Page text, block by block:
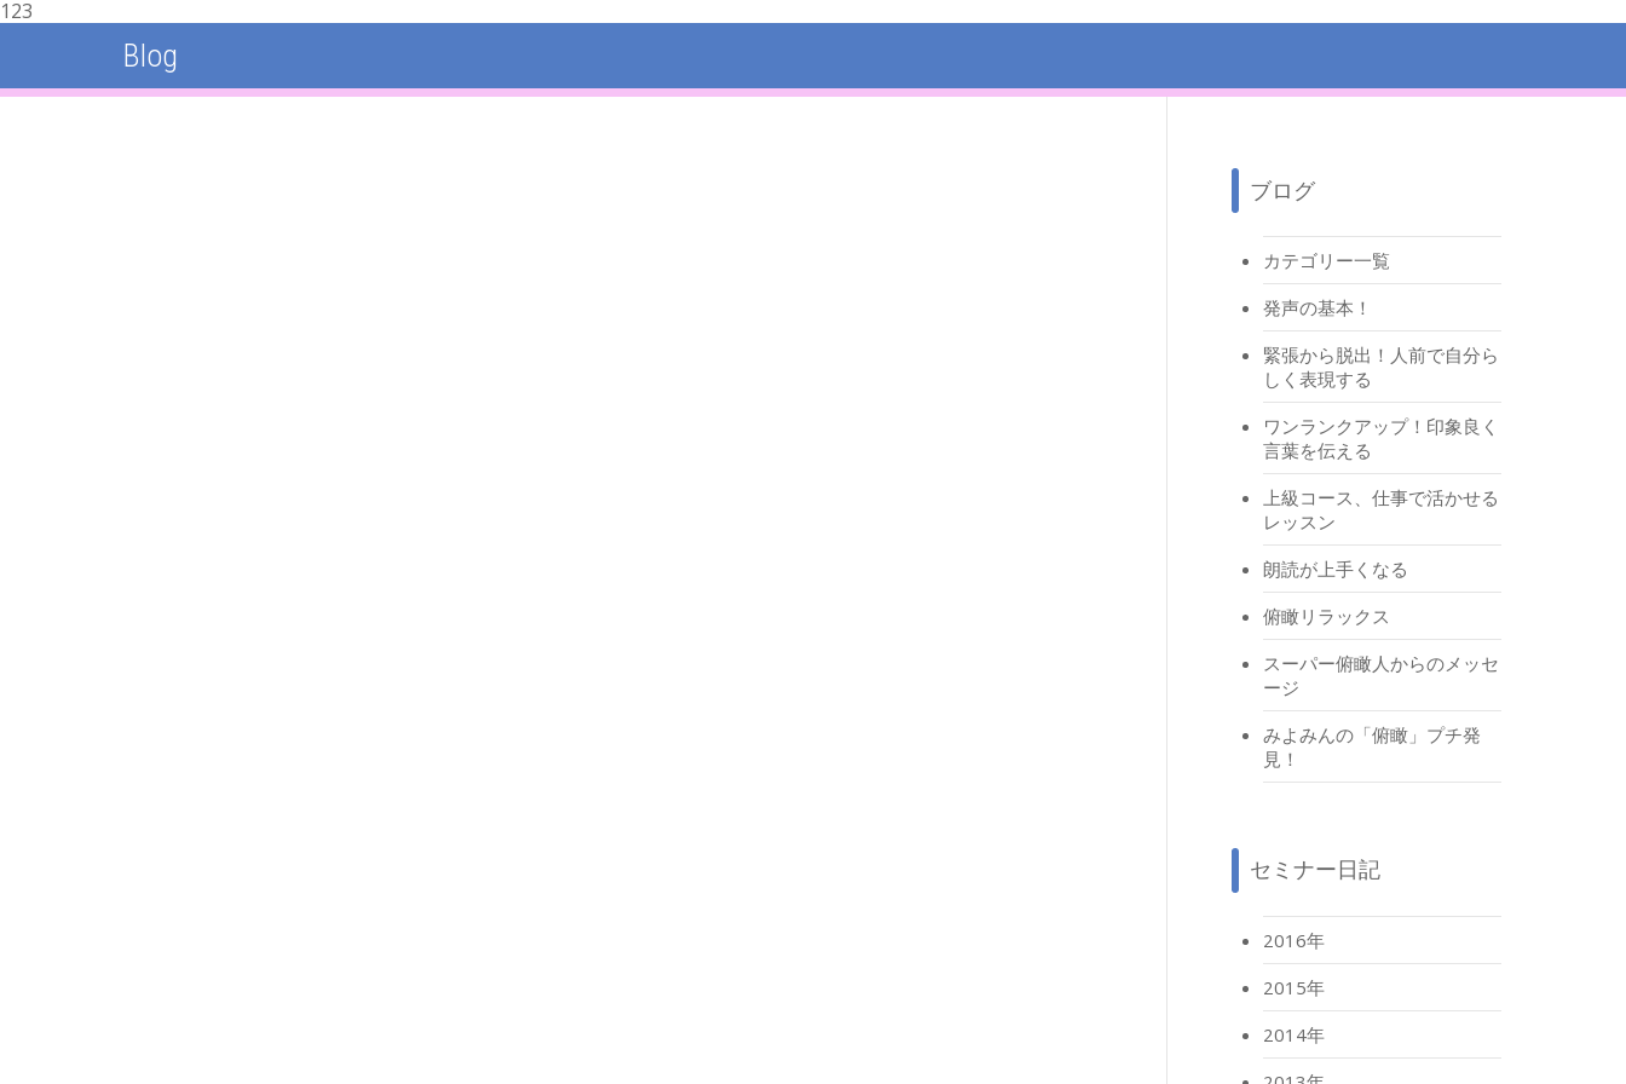
123
Blog
ブログ
カテゴリー一覧
発声の基本！
緊張から脱出！人前で自分ら
しく表現する
ワンランクアップ！印象良く
言葉を伝える
上級コース、仕事で活かせる
レッスン
朗読が上手くなる
俯瞰リラックス
スーパー俯瞰人からのメッセ
ージ
みよみんの「俯瞰」プチ発
見！
セミナー日記
2016年
2015年
2014年